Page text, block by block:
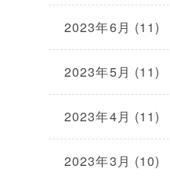
2023年6月 (11)
2023年5月 (11)
2023年4月 (11)
2023年3月 (10)